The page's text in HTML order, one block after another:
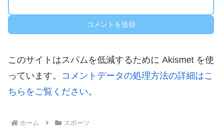
このサイトはスパムを低減するために Akismet を使
っています。 コメントデータの処理方法の詳細はこ
ちらをご覧ください。
ホーム スポーツ